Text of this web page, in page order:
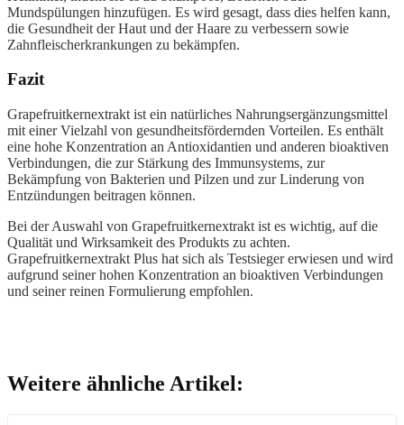
Mundspülungen hinzufügen. Es wird gesagt, dass dies helfen kann,
die Gesundheit der Haut und der Haare zu verbessern sowie
Zahnfleischerkrankungen zu bekämpfen.
Fazit
Grapefruitkernextrakt ist ein natürliches Nahrungsergänzungsmittel
mit einer Vielzahl von gesundheitsfördernden Vorteilen. Es enthält
eine hohe Konzentration an Antioxidantien und anderen bioaktiven
Verbindungen, die zur Stärkung des Immunsystems, zur
Bekämpfung von Bakterien und Pilzen und zur Linderung von
Entzündungen beitragen können.
Bei der Auswahl von Grapefruitkernextrakt ist es wichtig, auf die
Qualität und Wirksamkeit des Produkts zu achten.
Grapefruitkernextrakt Plus hat sich als Testsieger erwiesen und wird
aufgrund seiner hohen Konzentration an bioaktiven Verbindungen
und seiner reinen Formulierung empfohlen.
Weitere ähnliche Artikel: